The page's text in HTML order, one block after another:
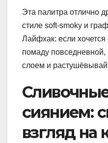
Эта палитра отлично
стиле soft-smoky и
Лайфхак: если
помаду повседневной,
слоем и
сиянием:
взгляд на